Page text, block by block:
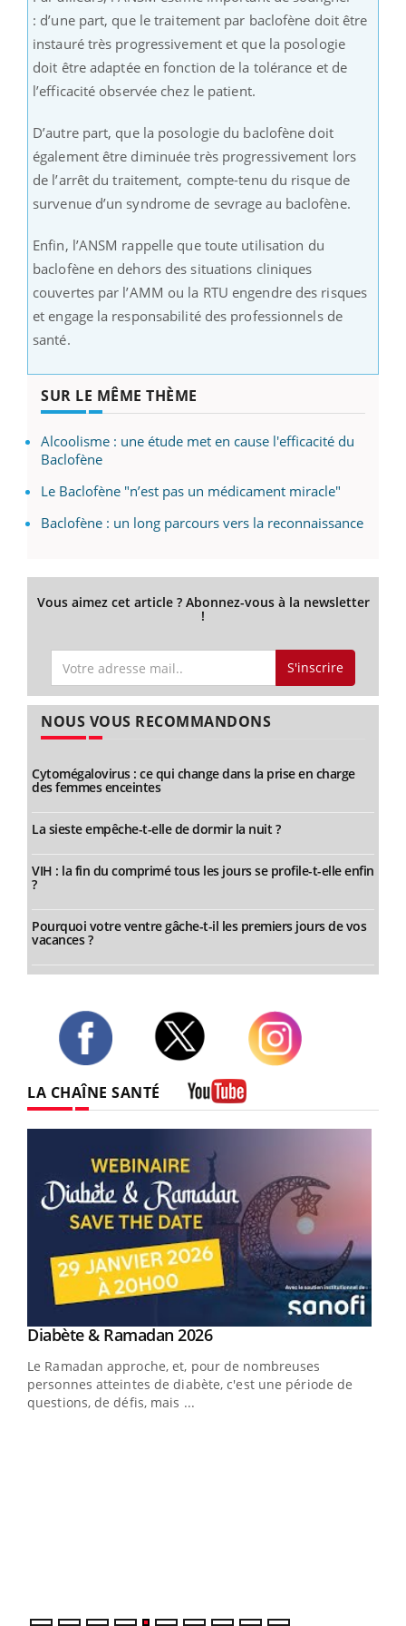
: d’une part, que le traitement par baclofène doit être
instauré très progressivement et que la posologie
doit être adaptée en fonction de la tolérance et de
l’efficacité observée chez le patient.
D’autre part, que la posologie du baclofène doit
également être diminuée très progressivement lors
de l’arrêt du traitement, compte-tenu du risque de
survenue d’un syndrome de sevrage au baclofène.
Enfin, l’ANSM rappelle que toute utilisation du
baclofène en dehors des situations cliniques
couvertes par l’AMM ou la RTU engendre des risques
et engage la responsabilité des professionnels de
santé.
SUR LE MÊME THÈME
Alcoolisme : une étude met en cause l'efficacité du
Baclofène
Le Baclofène "n’est pas un médicament miracle"
Baclofène : un long parcours vers la reconnaissance
Vous aimez cet article ? Abonnez-vous à la newsletter
!
S'inscrire
NOUS VOUS RECOMMANDONS
Cytomégalovirus : ce qui change dans la prise en charge
des femmes enceintes
La sieste empêche-t-elle de dormir la nuit ?
VIH : la fin du comprimé tous les jours se profile-t-elle enfin
?
Pourquoi votre ventre gâche-t-il les premiers jours de vos
vacances ?